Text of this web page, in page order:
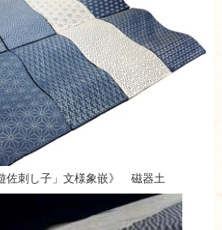
佐刺し子」文様象嵌》 磁器土